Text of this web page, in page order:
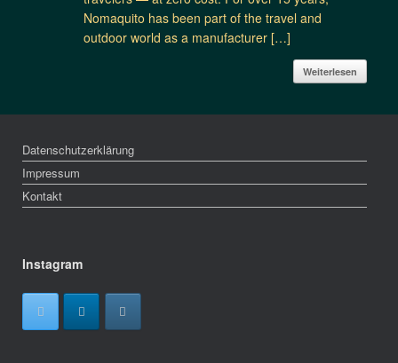
Nomaquito has been part of the travel and
outdoor world as a manufacturer […]
Weiterlesen
Datenschutzerklärung
Impressum
Kontakt
Instagram